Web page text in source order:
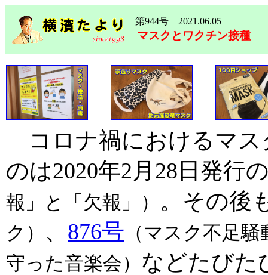
第944号 2021.06.05
マスクとワクチン接種
コロナ禍におけるマス
のは2020年2月28日発行
報」と「欠報」） 。その後
ク） 、 876号 （マスク不足
守った音楽会） などたびた